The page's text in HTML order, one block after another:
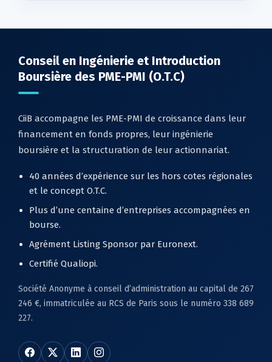
Conseil en Ingénierie et Introduction
Boursière des PME-PMI (O.T.C)
CiiB accompagne les PME-PMI de croissance dans leur
financement en fonds propres, leur ingénierie
boursière et la structuration de leur actionnariat.
40 années d’expérience sur les hors cotes régionales
et le concept O.T.C.
Plus d’une centaine d’entreprises accompagnées en
bourse.
Agrément Listing Sponsor par Euronext.
Certifié Qualiopi.
Société Anonyme à conseil d’administration au capital de 267
246 €, immatriculée au RCS de Paris sous le numéro 338 689
227.